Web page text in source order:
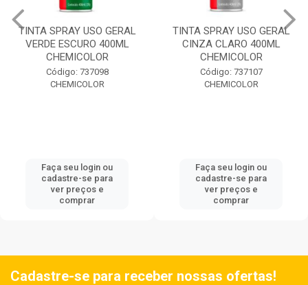
TINTA SPRAY USO GERAL
VERDE ESCURO 400ML
CHEMICOLOR
Código: 737098
CHEMICOLOR
Faça seu login ou
cadastre-se para
ver preços e
comprar
TINTA SPRAY USO GERAL
CINZA CLARO 400ML
CHEMICOLOR
Código: 737107
CHEMICOLOR
Faça seu login ou
cadastre-se para
ver preços e
comprar
Cadastre-se para receber nossas ofertas!